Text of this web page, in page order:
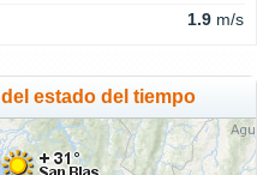
1.9 m/s
estado del tiempo